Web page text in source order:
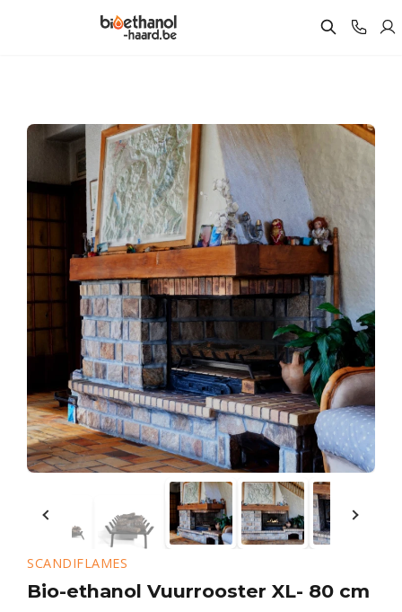
SCANDIFLAMES
Bio-ethanol Vuurrooster XL- 80 cm